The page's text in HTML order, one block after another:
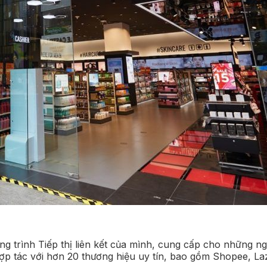
trình Tiếp thị liên kết của mình, cung cấp cho những
tác với hơn 20 thương hiệu uy tín, bao gồm Shopee,